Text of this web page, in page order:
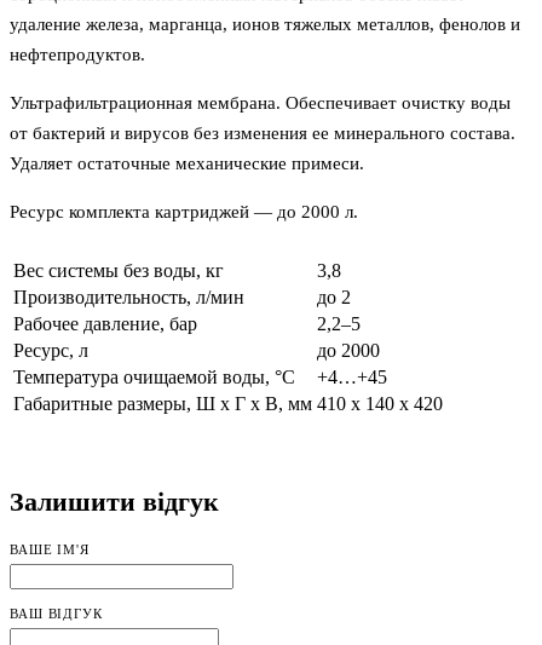
удаление железа, марганца, ионов тяжелых металлов, фенолов и
нефтепродуктов.
Ультрафильтрационная мембрана. Обеспечивает очистку воды
от бактерий и вирусов без изменения ее минерального состава.
Удаляет остаточные механические примеси.
Ресурс комплекта картриджей — до 2000 л.
Вес системы без воды, кг
3,8
Производительность, л/мин
до 2
Рабочее давление, бар
2,2–5
Ресурс, л
до 2000
Температура очищаемой воды, °С
+4…+45
Габаритные размеры, Ш х Г х В, мм 410 x 140 x 420
Залишити відгук
ВАШЕ ІМ'Я
ВАШ ВІДГУК